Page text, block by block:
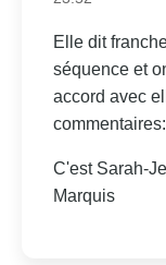
Elle dit
séquence et
accord avec
commentaires:
C'est Sarah-
Marquis